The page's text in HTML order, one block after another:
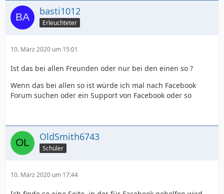
basti1012
Erleuchteter
10. März 2020 um 15:01
Ist das bei allen Freunden oder nur bei den einen so ?
Wenn das bei allen so ist würde ich mal nach Facebook
Forum suchen oder ein Support von Facebook oder so
OldSmith6743
Schüler
10. März 2020 um 17:44